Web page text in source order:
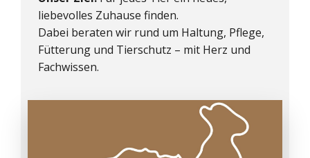
liebevolles Zuhause finden.
Dabei beraten wir rund um Haltung, Pflege,
Fütterung und Tierschutz – mit Herz und
Fachwissen.